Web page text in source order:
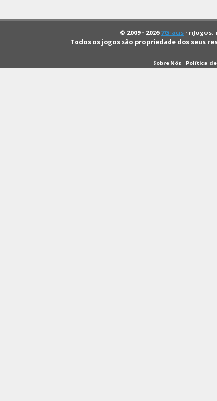
© 2009 - 20267Graus -
Todos os jogos são propriedade dos seus
Sobre Nós Política